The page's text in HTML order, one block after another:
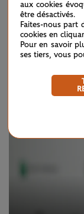
CONFÉRENCE DE
Alexander
aux cookies
être désactivés.
Faites-nous part
cookies en
Pour en savoir
ses tiers, vous